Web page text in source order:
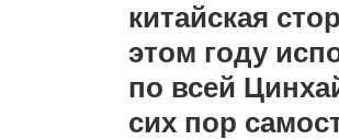
китайская
этом году
по всей
сих пор